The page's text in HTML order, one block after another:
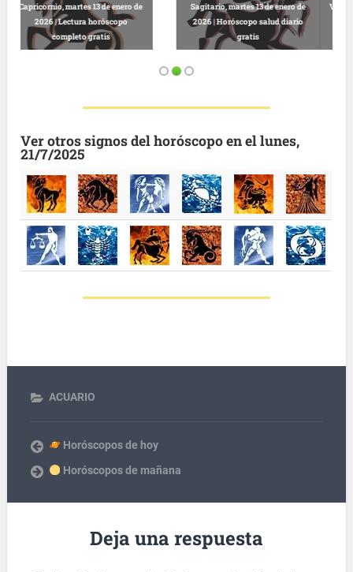
Virgo, martes 13 de enero de 2026 |
Predicciones astrológicas
gratuitas hoy
Leo, martes 13 de enero de 2026 |
Horóscopo completo y gratuito
Ver otros signos del horóscopo en el lunes,
21/7/2025
ACUARIO
Horóscopos de hoy
Horóscopos de mañana
Deja una respuesta